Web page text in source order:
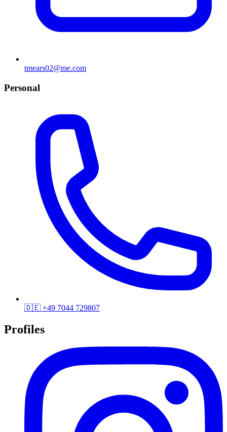
tmears02@me.com
Personal
🇩🇪 +49 7044 729807
Profiles